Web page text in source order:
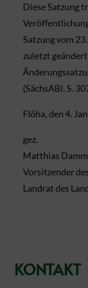
Diese Satzung
Satzung vom
zuletzt
(SächsABl. S.
Flöha, den 4.
gez.
Matthias Damm
Vorsitzender
Landrat des
KONTAKT